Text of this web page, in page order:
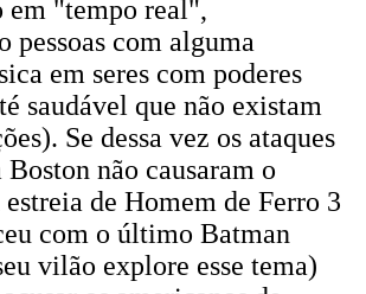
em "tempo real",
pessoas com alguma
em seres com poderes
saudável que não existam
Se dessa vez os ataques
não causaram o
de Homem de Ferro 3
com o último Batman
vilão explore esse tema)